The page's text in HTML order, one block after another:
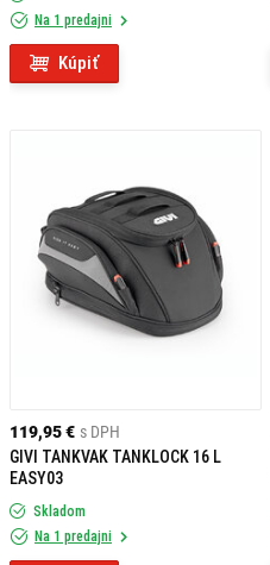
Na 1 predajni
Kúpiť
119,95 € s DPH
GIVI TANKVAK TANKLOCK 16 L
EASY03
Skladom
Na 1 predajni